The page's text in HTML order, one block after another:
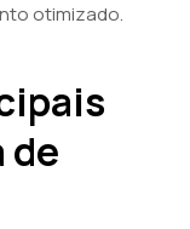
otimizado.
de